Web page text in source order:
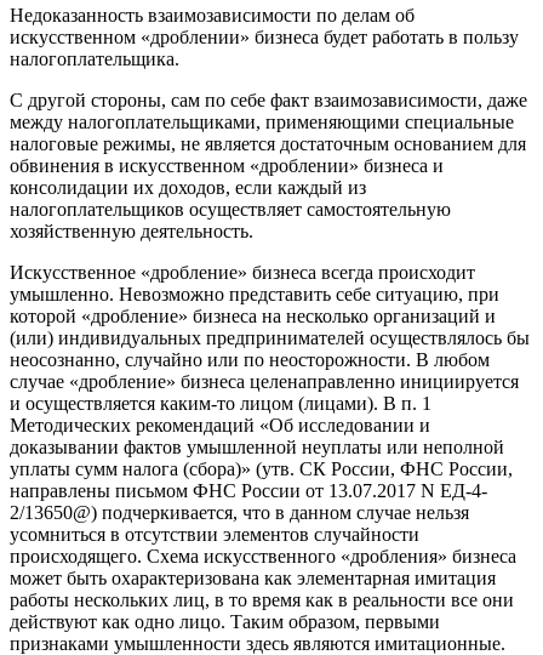
Недоказанность взаимозависимости по делам об
искусственном «дроблении» бизнеса будет работать в пользу
налогоплательщика.
С другой стороны, сам по себе факт взаимозависимости, даже
между налогоплательщиками, применяющими специальные
налоговые режимы, не является достаточным основанием для
обвинения в искусственном «дроблении» бизнеса и
консолидации их доходов, если каждый из
налогоплательщиков осуществляет самостоятельную
хозяйственную деятельность.
Искусственное «дробление» бизнеса всегда происходит
умышленно. Невозможно представить себе ситуацию, при
которой «дробление» бизнеса на несколько организаций и
(или) индивидуальных предпринимателей осуществлялось бы
неосознанно, случайно или по неосторожности. В любом
случае «дробление» бизнеса целенаправленно инициируется
и осуществляется каким-то лицом (лицами). В п. 1
Методических рекомендаций «Об исследовании и
доказывании фактов умышленной неуплаты или неполной
уплаты сумм налога (сбора)» (утв. СК России, ФНС России,
направлены письмом ФНС России от 13.07.2017 N ЕД-4-
2/13650@) подчеркивается, что в данном случае нельзя
усомниться в отсутствии элементов случайности
происходящего. Схема искусственного «дробления» бизнеса
может быть охарактеризована как элементарная имитация
работы нескольких лиц, в то время как в реальности все они
действуют как одно лицо. Таким образом, первыми
признаками умышленности здесь являются имитационные.